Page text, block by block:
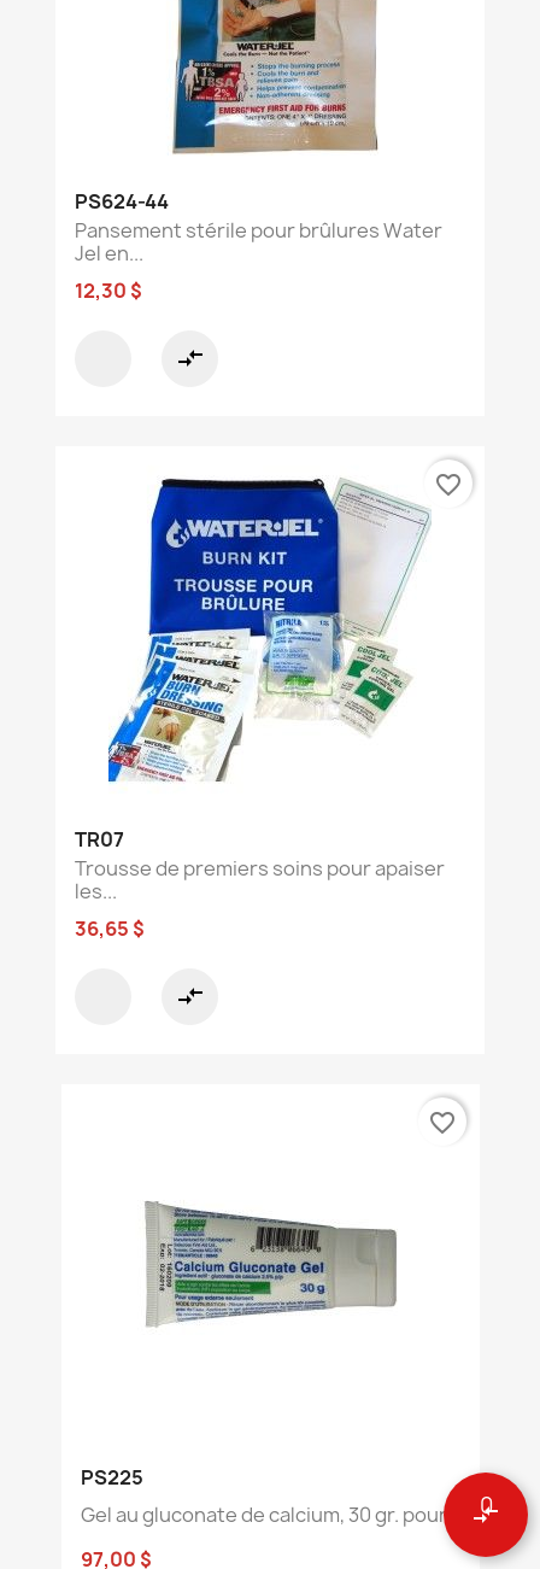
0
compare_arrows
PS624-44
Pansement stérile pour brûlures Water
Jel en...
12,30 $
compare_arrows
TR07
Trousse de premiers soins pour apaiser
les...
36,65 $
compare_arrows
favorite_border
PS225
Gel au gluconate de calcium, 30 gr. pour...
97,00 $
favorite_border